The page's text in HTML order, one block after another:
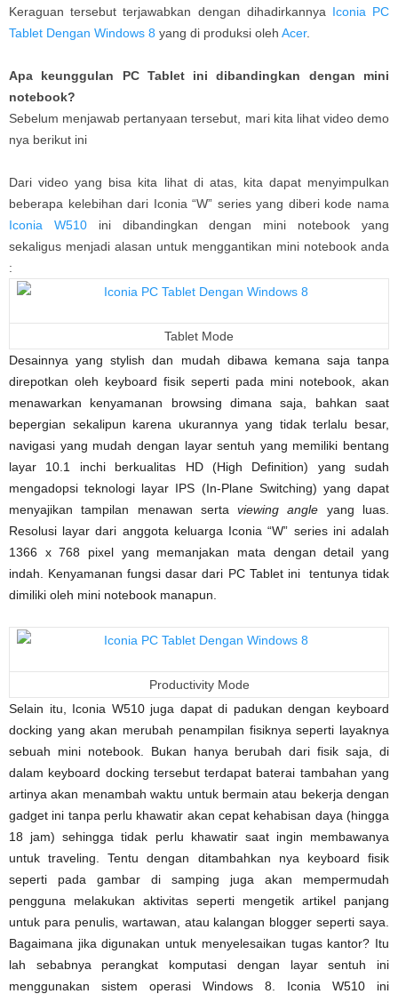
Keraguan tersebut terjawabkan dengan dihadirkannya Iconia PC
Tablet Dengan Windows 8 yang di produksi oleh Acer.
Apa keunggulan PC Tablet ini dibandingkan dengan mini
notebook?
Sebelum menjawab pertanyaan tersebut, mari kita lihat video demo
nya berikut ini
Dari video yang bisa kita lihat di atas, kita dapat menyimpulkan
beberapa kelebihan dari Iconia “W” series yang diberi kode nama
Iconia W510ini dibandingkan dengan mini notebook yang
sekaligus menjadi alasan untuk menggantikan mini notebook anda
:
Tablet Mode
Desainnya yang stylish dan mudah dibawa kemana saja tanpa
direpotkan oleh keyboard fisik seperti pada mini notebook, akan
menawarkan kenyamanan browsing dimana saja, bahkan saat
bepergian sekalipun karena ukurannya yang tidak terlalu besar,
navigasi yang mudah dengan layar sentuh yang memiliki bentang
layar 10.1 inchi berkualitas HD (High Definition) yang sudah
mengadopsi teknologi layar IPS (In-Plane Switching) yang dapat
menyajikan tampilan menawan sertaviewing angle yang luas.
Resolusi layar dari anggota keluarga Iconia “W” series ini adalah
1366 x 768 pixel yang memanjakan mata dengan detail yang
indah. Kenyamanan fungsi dasar dari PC Tablet ini tentunya tidak
dimiliki oleh mini notebook manapun.
Productivity Mode
Selain itu, Iconia W510 juga dapat di padukan dengan keyboard
docking yang akan merubah penampilan fisiknya seperti layaknya
sebuah mini notebook. Bukan hanya berubah dari fisik saja, di
dalam keyboard docking tersebut terdapat baterai tambahan yang
artinya akan menambah waktu untuk bermain atau bekerja dengan
gadget ini tanpa perlu khawatir akan cepat kehabisan daya (hingga
18 jam) sehingga tidak perlu khawatir saat ingin membawanya
untuk traveling. Tentu dengan ditambahkan nya keyboard fisik
seperti pada gambar di samping juga akan mempermudah
pengguna melakukan aktivitas seperti mengetik artikel panjang
untuk para penulis, wartawan, atau kalangan blogger seperti saya.
Bagaimana jika digunakan untuk menyelesaikan tugas kantor? Itu
lah sebabnya perangkat komputasi dengan layar sentuh ini
menggunakan sistem operasi Windows 8. Iconia W510 ini